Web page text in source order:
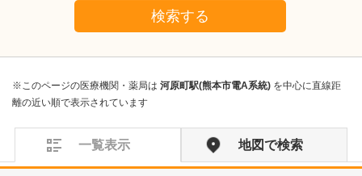
検索する
※このページの医療機関・薬局は 河原町駅(熊本市電A系統) を中心に直線距
離の近い順で表示されています
一覧表示 地図で検索